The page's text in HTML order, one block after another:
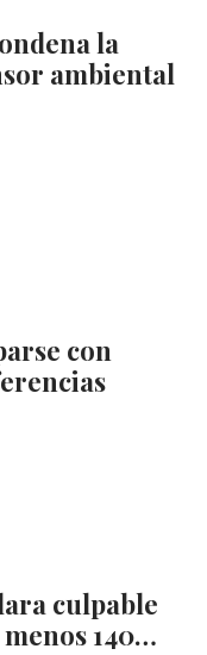
la
ambiental
con
culpable
140…